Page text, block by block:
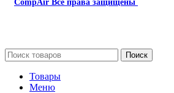
CompAir Все права защищены
Поиск
Товары
Меню